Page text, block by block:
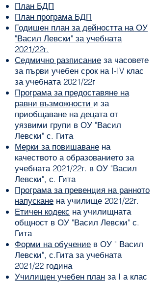
План БДП
План програма БДП
Годишен план за дейността на ОУ
"Васил Левски" за учебната
2021/22г.
Седмично разписание за часовете
за първи учебен срок на I-IV клас
за учебната 2021/22г
Програма за предоставяне на
равни възможности и за
приобщаване на децата от
уязвими групи в ОУ "Васил
Левски" с. Гита
Мерки за повишаване на
качеството а образованието за
учебната 2021/22г. в ОУ "Васил
Левски", с. Гита
Програма за превенция на ранното
напускане на училище 2021/22г.
Етичен кодекс на училищната
общност в ОУ "Васил Левски" с.
Гита
Форми на обучение в ОУ " Васил
Левски", с.Гита за учебната
2021/22 година
Училищен учебен план за I а клас